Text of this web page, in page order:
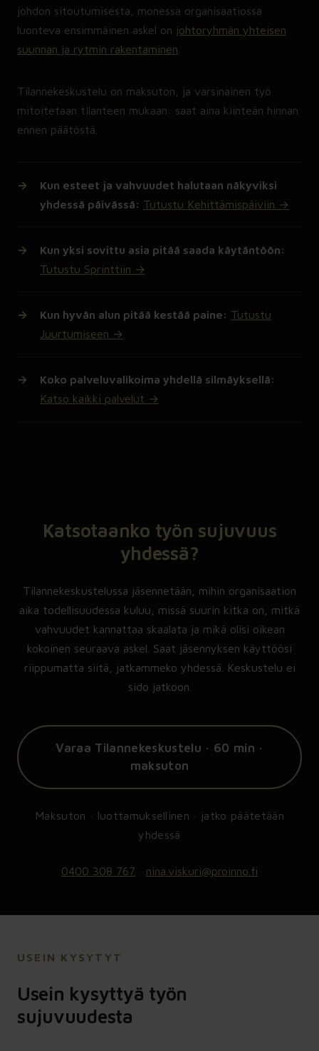
johdon sitoutumisesta, monessa organisaatiossa
luonteva ensimmäinen askel on johtoryhmän yhteisen
suunnan ja rytmin rakentaminen
Tilannekeskustelu on maksuton, ja varsinainen työ
mitoitetaan tilanteen mukaan: saat aina kiinteän hinnan
ennen päätöstä.
Kun esteet ja vahvuudet halutaan näkyviksi
yhdessä päivässä: Tutustu Kehittämispäiviin →
Kun yksi sovittu asia pitää saada käytäntöön:
Tutustu Sprinttiin →
Kun hyvän alun pitää kestää paine: Tutustu
Juurtumiseen →
Koko palveluvalikoima yhdellä silmäyksellä:
Katso kaikki palvelut →
Katsotaanko työn sujuvuus
yhdessä?
Tilannekeskustelussa jäsennetään, mihin organisaation
aika todellisuudessa kuluu, missä suurin kitka on, mitkä
vahvuudet kannattaa skaalata ja mikä olisi oikean
kokoinen seuraava askel. Saat jäsennyksen käyttöösi
riippumatta siitä, jatkammeko yhdessä. Keskustelu ei
sido jatkoon.
Varaa Tilannekeskustelu · 60 min ·
maksuton
Maksuton · luottamuksellinen · jatko päätetään
yhdessä
0400 308 767 · nina.viskuri@proinno.fi
USEIN KYSYTYT
Usein kysyttyä työn
sujuvuudesta